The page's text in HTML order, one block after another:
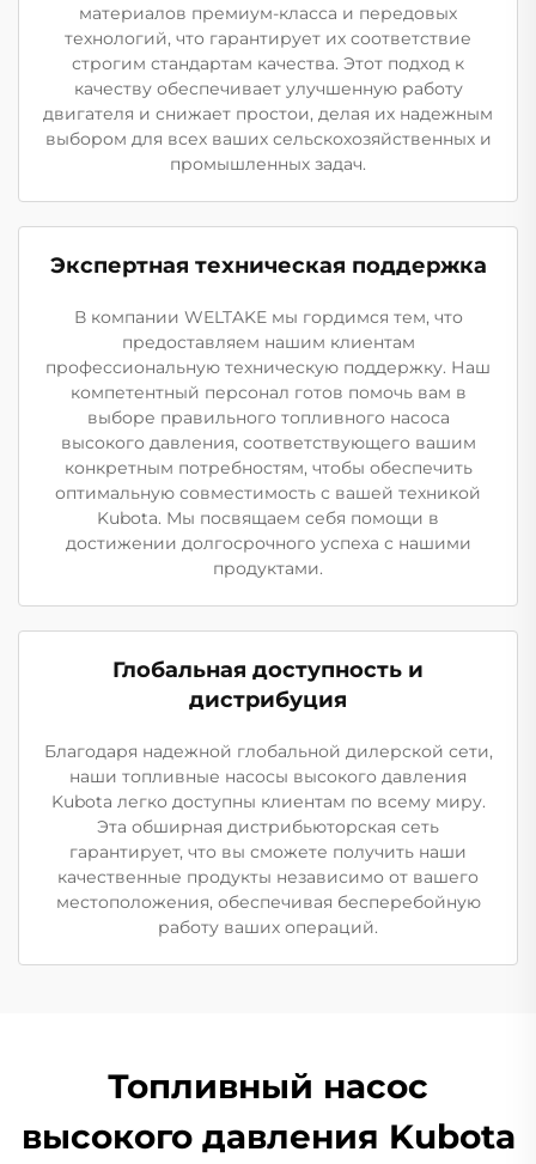
материалов премиум-класса и передовых
технологий, что гарантирует их соответствие
строгим стандартам качества. Этот подход к
качеству обеспечивает улучшенную работу
двигателя и снижает простои, делая их надежным
выбором для всех ваших сельскохозяйственных и
промышленных задач.
Экспертная техническая поддержка
В компании WELTAKE мы гордимся тем, что
предоставляем нашим клиентам
профессиональную техническую поддержку. Наш
компетентный персонал готов помочь вам в
выборе правильного топливного насоса
высокого давления, соответствующего вашим
конкретным потребностям, чтобы обеспечить
оптимальную совместимость с вашей техникой
Kubota. Мы посвящаем себя помощи в
достижении долгосрочного успеха с нашими
продуктами.
Глобальная доступность и
дистрибуция
Благодаря надежной глобальной дилерской сети,
наши топливные насосы высокого давления
Kubota легко доступны клиентам по всему миру.
Эта обширная дистрибьюторская сеть
гарантирует, что вы сможете получить наши
качественные продукты независимо от вашего
местоположения, обеспечивая бесперебойную
работу ваших операций.
Топливный насос
высокого давления Kubota